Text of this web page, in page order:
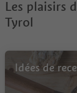
Les plaisirs
Tyrol
Idées de